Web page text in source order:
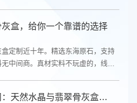
盒，给你一个靠谱的选择
定制近十年。精选东海原石，支持
中间商。真材实料不玩虚的，线上
连云港晶寿福水晶有限公司：天然水晶与翡翠骨灰盒，源头厂家支持定制